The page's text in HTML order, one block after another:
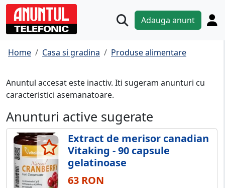
Adauga anunt
Home Casa si gradina Produse alimentare
Anuntul accesat este inactiv. Iti sugeram anunturi cu
caracteristici asemanatoare.
Anunturi active sugerate
Extract de merisor canadian
Vitaking - 90 capsule
gelatinoase
63 RON